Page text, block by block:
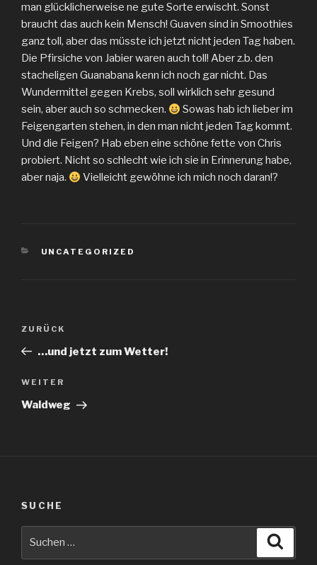
man glücklicherweise ne gute Sorte erwischt. Sonst
braucht das auch kein Mensch! Guaven sind in Smoothies
ganz toll, aber das müsste ich jetzt nicht jeden Tag haben.
Die Pfirsiche von Jabier waren auch toll! Aber z.b. den
stacheligen Guanabana kenn ich noch gar nicht. Das
Wundermittel gegen Krebs, soll wirklich sehr gesund
sein, aber auch so schmecken.
Sowas hab ich lieber im
Feigengarten stehen, in den man nicht jeden Tag kommt.
Und die Feigen? Hab eben eine schöne fette von Chris
probiert. Nicht so schlecht wie ich sie in Erinnerung habe,
aber naja.
Vielleicht gewöhne ich mich noch daran!?
KATEGORIEN
UNCATEGORIZED
Beitragsnavigation
Vorheriger
Beitrag
ZURÜCK
…und jetzt zum Wetter!
Nächster
Beitrag
WEITER
Waldweg
SUCHE